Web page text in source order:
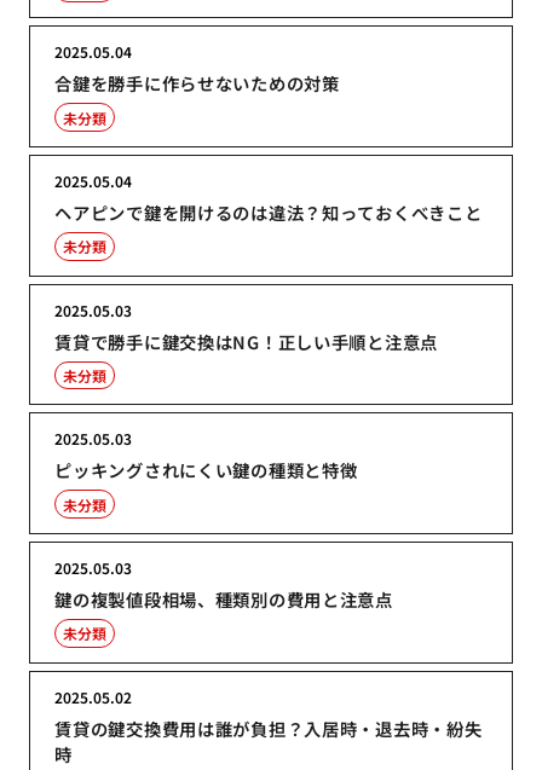
合鍵を勝手に作らせないための対策
2025.05.04
未分類
ヘアピンで鍵を開けるのは違法？知っておくべきこと
2025.05.04
未分類
賃貸で勝手に鍵交換はNG！正しい手順と注意点
2025.05.03
未分類
ピッキングされにくい鍵の種類と特徴
2025.05.03
未分類
鍵の複製値段相場、種類別の費用と注意点
2025.05.03
未分類
賃貸の鍵交換費用は誰が負担？入居時・退去時・紛失
時
2025.05.02